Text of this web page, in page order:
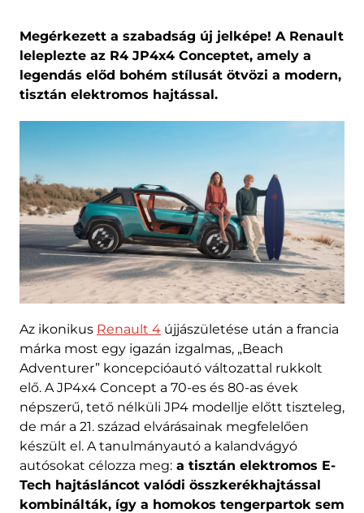
Megérkezett a szabadság új jelképe! A Renault
leleplezte az R4 JP4x4 Conceptet, amely a
legendás előd bohém stílusát ötvözi a modern,
tisztán elektromos hajtással.
Az ikonikus Renault 4 újjászületése után a francia
márka most egy igazán izgalmas, „Beach
Adventurer” koncepcióautó változattal rukkolt
elő. A JP4x4 Concept a 70-es és 80-as évek
népszerű, tető nélküli JP4 modellje előtt tiszteleg,
de már a 21. század elvárásainak megfelelően
készült el. A tanulmányautó a kalandvágyó
autósokat célozza meg: a tisztán elektromos E-
Tech hajtásláncot valódi összkerékhajtással
kombinálták, így a homokos tengerpartok sem